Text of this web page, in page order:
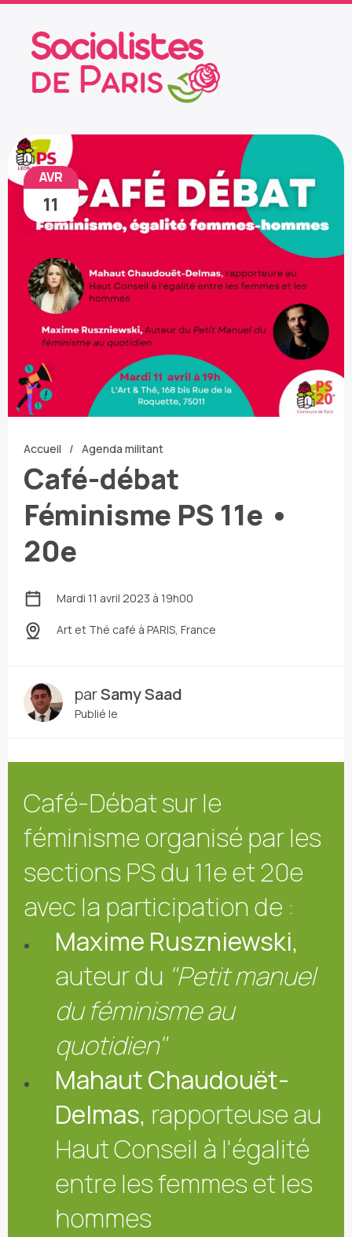
AVR
11
Accueil Agenda militant
Café-débat
Féminisme PS 11e •
20e
Mardi 11 avril 2023 à 19h00
Art et Thé café à PARIS, France
parSamy Saad
Publié le
Café-Débat sur le
féminisme organisé par les
sections PS du 11e et 20e
avec la participation de :
Maxime Ruszniewski,
auteur du "Petit manuel
du féminisme au
quotidien"
Mahaut Chaudouët-
Delmas, rapporteuse au
Haut Conseil à l'égalité
entre les femmes et les
hommes